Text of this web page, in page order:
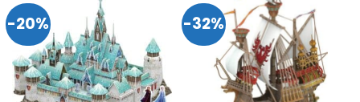
-20% -32%